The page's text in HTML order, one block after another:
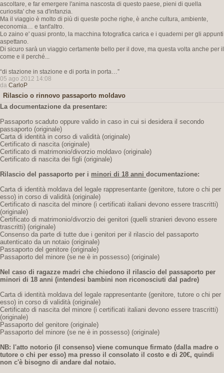
ascoltare, e far emergere l'anima nascosta di questo paese, pieni di quella
curiosita' che sa d'infanzia.
Ma il viaggio è molto di più di queste poche righe, è anche cultura, ambiente,
economia… e tant'altro.
Lo zaino e' quasi pronto, la macchina fotografica carica e i quaderni per gli appunti
aspettano.
Di sicuro sarà un viaggio certamente bello per il dove, ma questa volta anche per il
come e il perché...
“di stazione in stazione e di porta in porta…”
05 ago 2012 14:08
da CarloP
Rilascio o rinnovo passaporto moldavo
La documentazione da presentare:
Passaporto scaduto oppure valido in caso in cui si desidera il secondo
passaporto (originale)
Carta di identità in corso di validità (originale)
Certificato di nascita (originale)
Certificato di matrimonio/divorzio moldavo (originale)
Certificato di nascita dei figli (originale)
Rilascio del passaporto per i minori di 18 anni documentazione:
Carta di identità moldava del legale rappresentante (genitore, tutore o chi per
esso) in corso di validità (originale)
Certificato di nascita del minore (i certificati italiani devono essere trascritti)
(originale)
Certificato di matrimonio/divorzio dei genitori (quelli stranieri devono essere
trascritti) (originale)
Consenso da parte di tutte due i genitori per il rilascio del passaporto
autenticato da un notaio (originale)
Passaporto del genitore (originale)
Passaporto del minore (se ne è in possesso) (originale)
Nel caso di ragazze madri che chiedono il rilascio del passaporto per
minori di 18 anni (intendesi bambini non riconosciuti dal padre)
Carta di identità moldava del legale rappresentante (genitore, tutore o chi per
esso) in corso di validità (originale)
Certificato di nascita del minore (i certificati italiani devono essere trascritti)
(originale)
Passaporto del genitore (originale)
Passaporto del minore (se ne è in possesso) (originale)
NB: l'atto notorio (il consenso) viene comunque firmato (dalla madre o
tutore o chi per esso) ma presso il consolato il costo e di 20€, quindi
non c'è bisogno di andare dal notaio.